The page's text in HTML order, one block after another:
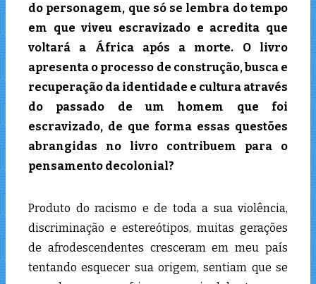
do personagem, que só se lembra do tempo
em que viveu escravizado e acredita que
voltará a África após a morte. O livro
apresenta o processo de construção, busca e
recuperação da identidade e cultura através
do passado de um homem que foi
escravizado, de que forma essas questões
abrangidas no livro contribuem para o
pensamento decolonial?
Produto do racismo e de toda a sua violência,
discriminação e estereótipos, muitas gerações
de afrodescendentes cresceram em meu país
tentando esquecer sua origem, sentiam que se